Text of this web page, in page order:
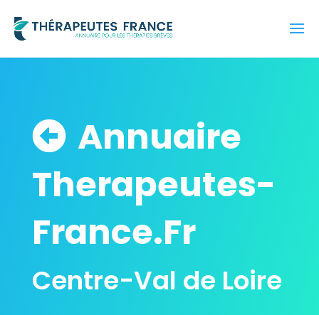
Annuaire
Therapeutes-
France.Fr
Centre-Val de Loire